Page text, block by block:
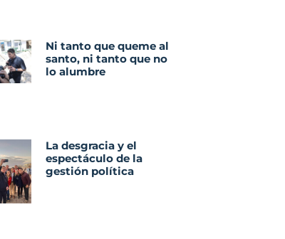
Ni tanto que queme al
santo, ni tanto que no
lo alumbre
La desgracia y el
espectáculo de la
gestión política